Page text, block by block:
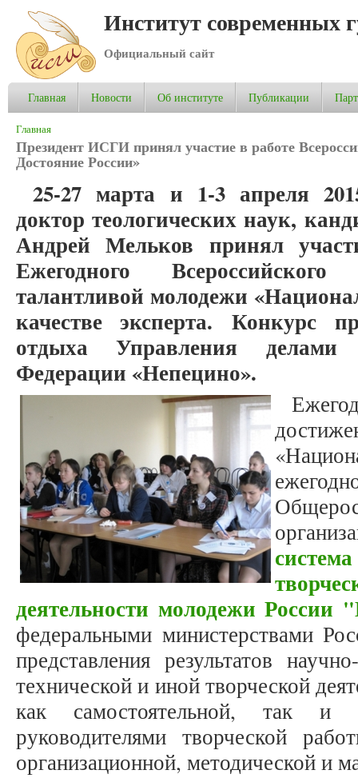
Институт современных
Официальный сайт
Главная Новости Об институте Публикации
Вы здесь
Главная
Президент ИСГИ принял участие в работе
Достояние России»
25-27 марта и 1-3 апреля
доктор теологических наук,
Андрей Мельков принял
Ежегодного
талантливой молодежи
качестве эксперта. Конкурс
отдыха Управления делами
Федерации «Непецино».
деятельности молодежи России
федеральными министерствами
представления результатов
технической и иной творческой
как самостоятельной, так и
руководителями творческой
организационной, методической и